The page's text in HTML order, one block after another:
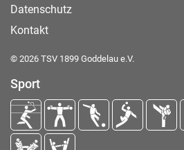
Datenschutz
Kontakt
© 2026 TSV 1899 Goddelau e.V.
Sport